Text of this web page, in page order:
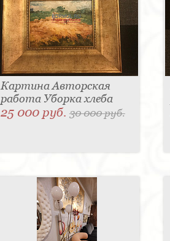
Картина Авторская
работа Уборка хлеба
25 000 руб. 30 000 руб.